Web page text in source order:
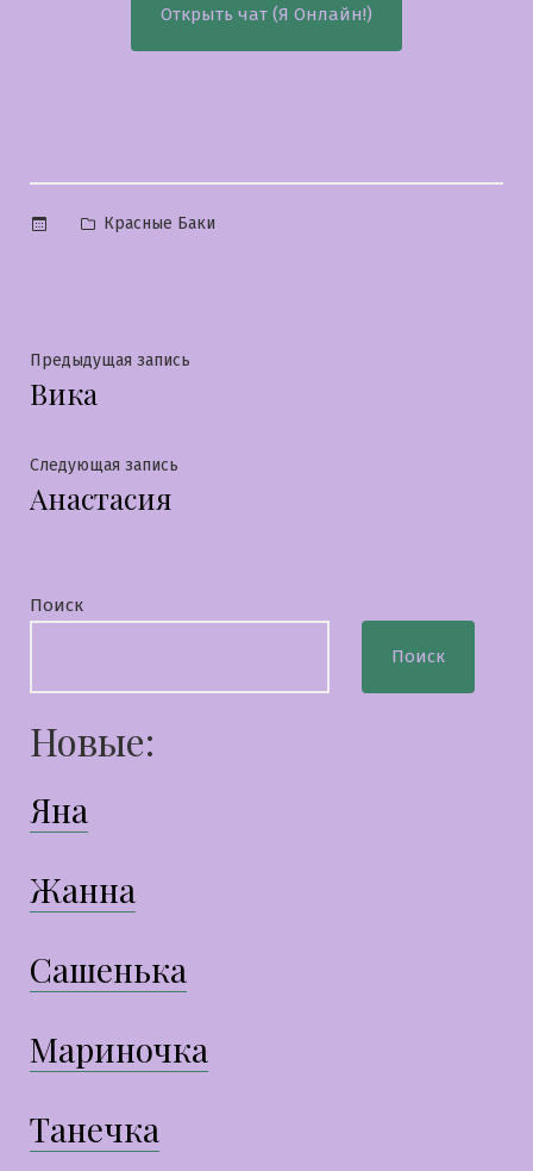
Открыть чат (Я Онлайн!)
Опубликовано
Красные Баки
Навигация
по
записям
Предыдущая запись
Вика
Следующая запись
Анастасия
Поиск
Поиск
Новые:
Яна
Жанна
Сашенька
Мариночка
Танечка